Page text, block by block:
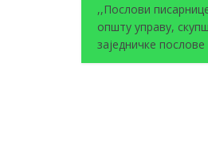
,,Послови
општу управу,
заједничке послове